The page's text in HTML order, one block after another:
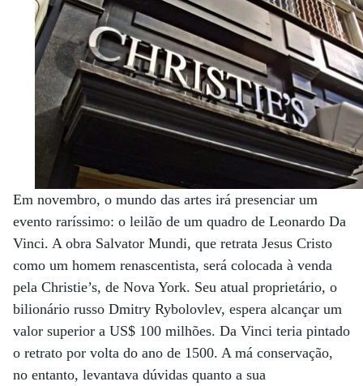
Em novembro, o mundo das artes irá presenciar um
evento raríssimo: o leilão de um quadro de Leonardo Da
Vinci. A obra Salvator Mundi, que retrata Jesus Cristo
como um homem renascentista, será colocada à venda
pela Christie’s, de Nova York. Seu atual proprietário, o
bilionário russo Dmitry Rybolovlev, espera alcançar um
valor superior a US$ 100 milhões. Da Vinci teria pintado
o retrato por volta do ano de 1500. A má conservação,
no entanto, levantava dúvidas quanto a sua